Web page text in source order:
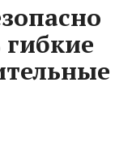
гибкие